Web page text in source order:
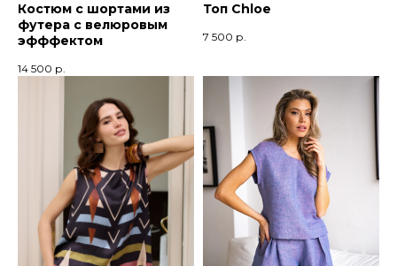
Костюм с шортами из
футера с велюровым
эфффектом
14 500 р.
Топ Chloe
7 500 р.